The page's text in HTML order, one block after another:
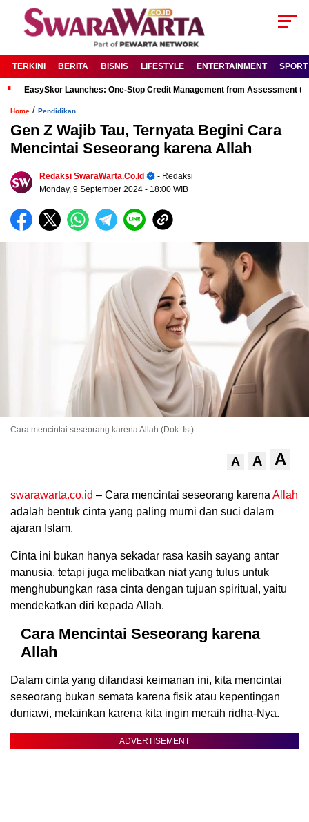
TERKINI BERITA BISNIS LIFESTYLE ENTERTAINMENT SPORT
EasySkor Launches: One-Stop Credit Management from Assessment
Home / Pendidikan
Gen Z Wajib Tau, Ternyata Begini Cara
Mencintai Seseorang karena Allah
Redaksi SwaraWarta.co.id
- Redaksi
Monday, 9 September 2024 - 18:00 WIB
Cara mencintai seseorang karena Allah (Dok. Ist)
A A A
swarawarta.co.id – Cara mencintai seseorang karena Allah
adalah bentuk cinta yang paling murni dan suci dalam
ajaran Islam.
Cinta ini bukan hanya sekadar rasa kasih sayang antar
manusia, tetapi juga melibatkan niat yang tulus untuk
menghubungkan rasa cinta dengan tujuan spiritual, yaitu
mendekatkan diri kepada Allah.
Cara Mencintai Seseorang karena
Allah
Dalam cinta yang dilandasi keimanan ini, kita mencintai
seseorang bukan semata karena fisik atau kepentingan
duniawi, melainkan karena kita ingin meraih ridha-Nya.
ADVERTISEMENT